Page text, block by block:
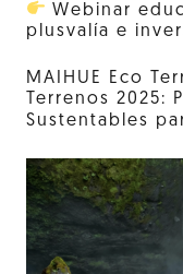
Webinar
plusvalía e
MAIHUE Eco
Terrenos 2025:
Sustentables